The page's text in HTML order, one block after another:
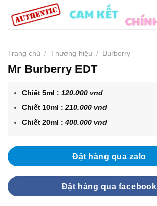
Trang chủ / Thương hiệu / Burberry
Mr Burberry EDT
Chiết 5ml :120.000 vnd
Chiết 10ml :210.000 vnd
Chiết 20ml :400.000 vnd
Đặt hàng qua zalo
Đặt hàng qua facebook